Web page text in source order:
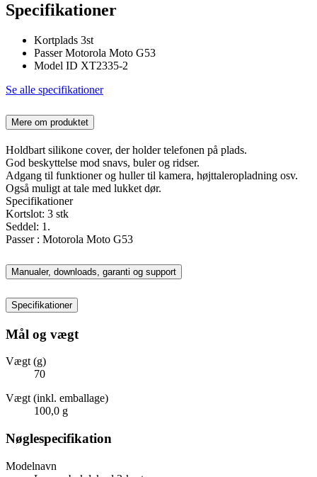
Specifikationer
Kortplads 3st
Passer Motorola Moto G53
Model ID XT2335-2
Se alle specifikationer
Mere om produktet
Holdbart silikone cover, der holder telefonen på plads.
God beskyttelse mod snavs, buler og ridser.
Adgang til funktioner og huller til kamera, højttaleropladning osv.
Også muligt at tale med lukket dør.
Specifikationer
Kortslot: 3 stk
Seddel: 1.
Passer : Motorola Moto G53
Manualer, downloads, garanti og support
Specifikationer
Mål og vægt
Vægt (g)
70
Vægt (inkl. emballage)
100,0 g
Nøglespecifikation
Modelnavn